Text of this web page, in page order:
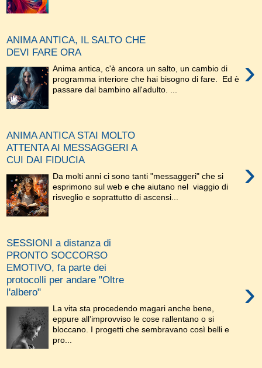
ANIMA ANTICA, IL SALTO CHE
DEVI FARE ORA
›
Anima antica, c'è ancora un salto, un cambio di
programma interiore che hai bisogno di fare. Ed è
passare dal bambino all'adulto. ...
ANIMA ANTICA STAI MOLTO
ATTENTA AI MESSAGGERI A
CUI DAI FIDUCIA
›
Da molti anni ci sono tanti "messaggeri" che si
esprimono sul web e che aiutano nel viaggio di
risveglio e soprattutto di ascensi...
SESSIONI a distanza di
PRONTO SOCCORSO
EMOTIVO, fa parte dei
protocolli per andare "Oltre
l'albero"
›
La vita sta procedendo magari anche bene,
eppure all’improvviso le cose rallentano o si
bloccano. I progetti che sembravano così belli e
pro...